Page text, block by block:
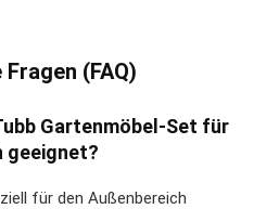
(FAQ)
Gartenmöbel-Set für
geeignet?
für den Außenbereich